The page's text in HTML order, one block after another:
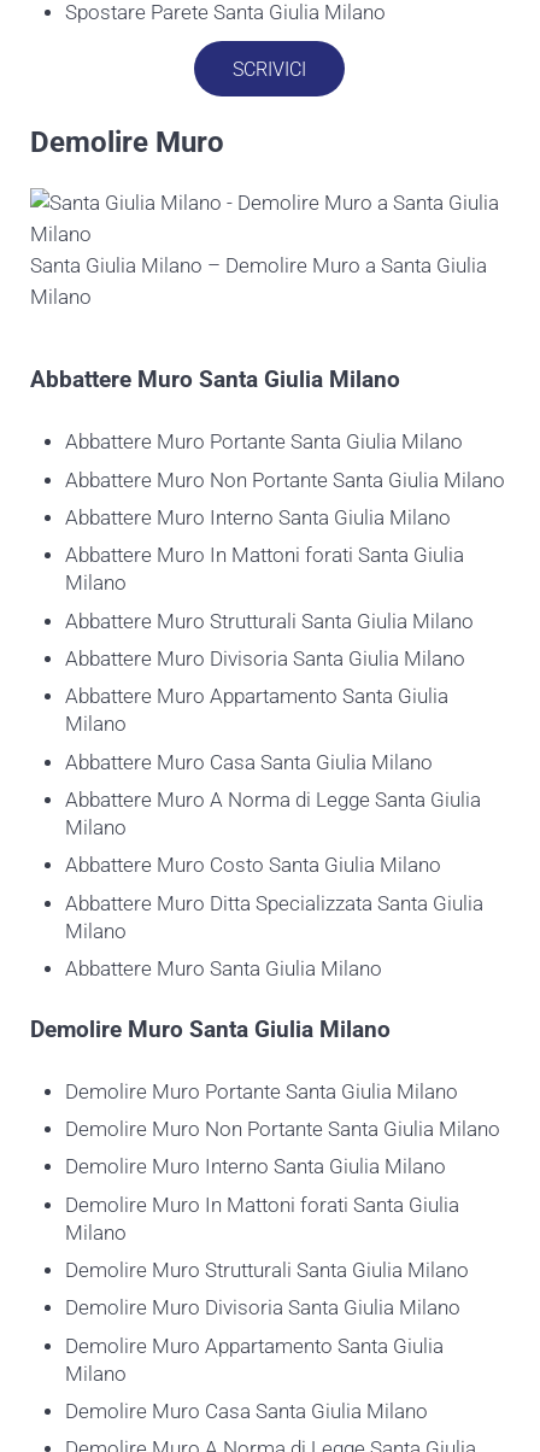
Spostare Parete Santa Giulia Milano
SCRIVICI
Demolire Muro
Santa Giulia Milano – Demolire Muro a Santa Giulia
Milano
AbbattereMuro Santa Giulia Milano
Abbattere Muro Portante Santa Giulia Milano
Abbattere Muro Non Portante Santa Giulia Milano
Abbattere Muro Interno Santa Giulia Milano
Abbattere Muro In Mattoni forati Santa Giulia
Milano
Abbattere Muro Strutturali Santa Giulia Milano
Abbattere Muro Divisoria Santa Giulia Milano
Abbattere Muro Appartamento Santa Giulia
Milano
Abbattere Muro Casa Santa Giulia Milano
Abbattere Muro A Norma di Legge Santa Giulia
Milano
Abbattere Muro Costo Santa Giulia Milano
Abbattere Muro Ditta Specializzata Santa Giulia
Milano
Abbattere Muro Santa Giulia Milano
DemolireMuro Santa Giulia Milano
Demolire Muro Portante Santa Giulia Milano
Demolire Muro Non Portante Santa Giulia Milano
Demolire Muro Interno Santa Giulia Milano
Demolire Muro In Mattoni forati Santa Giulia
Milano
Demolire Muro Strutturali Santa Giulia Milano
Demolire Muro Divisoria Santa Giulia Milano
Demolire Muro Appartamento Santa Giulia
Milano
Demolire Muro Casa Santa Giulia Milano